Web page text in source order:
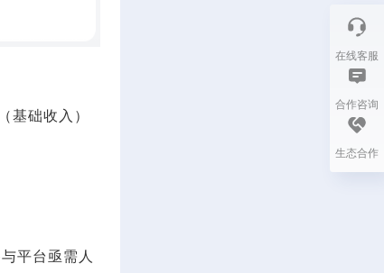
础收入）
平台亟需人
在线客服
合作咨询
生态合作